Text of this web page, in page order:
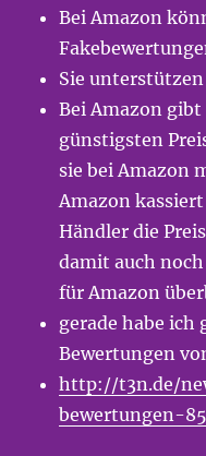
Bei Amazon
Sie
Bei Amazon
günstigsten
sie bei Amazon
Amazon
Händler die
damit auch
für Amazon
gerade habe ich
Bewertungen
http://t3n.de/
bewertungen-